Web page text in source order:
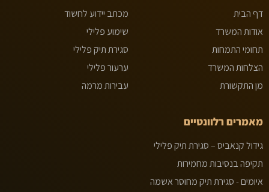
דף הבית
אודות המשרד
תחומי התמחות
הצלחות המשרד
מן התקשורת
מכתב יידוע לחשוד
שימוע פלילי
סגירת תיק פלילי
ערעור פלילי
עבירות מרמה
מאמרים רלוונטיים
גידול קנאביס – סגירת תיק פלילי
תקיפה בנסיבות מחמירות
איומים - סגירת תיק מחוסר אשמה